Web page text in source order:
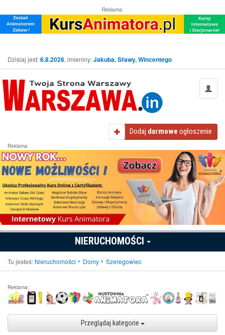
Reklama:
Dzisiaj jest:6.8.2026, imieniny:Jakuba, Sławy, Wincentego
Dodaj darmowe ogłoszenie
Reklama
NIERUCHOMOŚCI
Tu jesteś: Nieruchomości Domy Szeregowiec
Reklama:
Przeglądaj kategorie